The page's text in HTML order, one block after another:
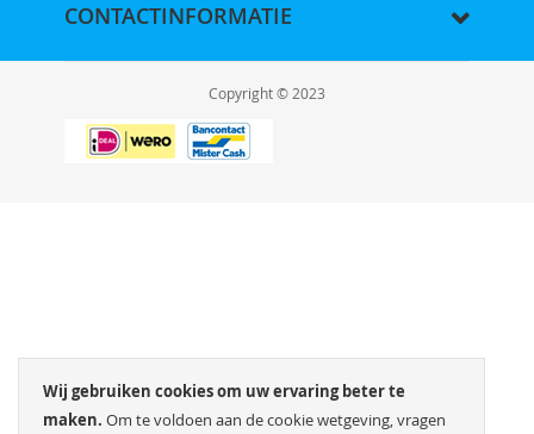
Wij gebruiken cookies om uw ervaring beter te
maken. Om te voldoen aan de cookie wetgeving, vragen
CONTACTINFORMATIE
Copyright © 2023